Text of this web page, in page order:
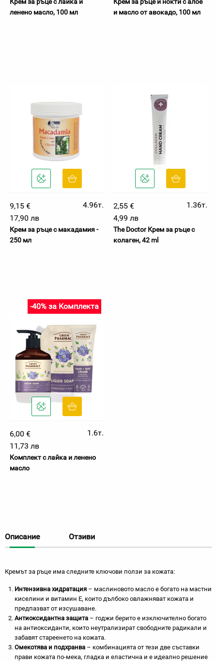
ленено масло, 100 мл
и масло от авокадо, 100 мл
9,15 €
4.96т.
17,90 лв
Крем за ръце с макадамия -
250 мл
2,55 €
1.36т.
4,99 лв
The Doctor Крем за ръце с
колаген, 42 ml
-40% за Комплекта
6,00 €
1.6т.
11,73 лв
Комплект с лайка и ленено
масло
Описание Отзиви
Кремът за ръце има следните ключови ползи за кожата:
Интензивна хидратация – маслиновото масло е богато на мастни
киселини и витамин Е, които дълбоко овлажняват кожата и
предпазват от изсушаване.
Антиоксидантна защита – годжи берито е изключително богато
на антиоксиданти, които неутрализират свободните радикали и
забавят стареенето на кожата.
Омекотява и подхранва – комбинацията от тези две съставки
прави кожата по-мека, гладка и еластична и е идеално решение